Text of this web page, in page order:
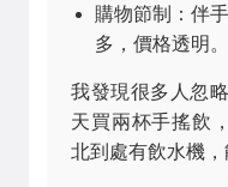
購物節制：伴
多，價格透明。
我發現很多人忽
天買兩杯手搖飲
北到處有飲水機，